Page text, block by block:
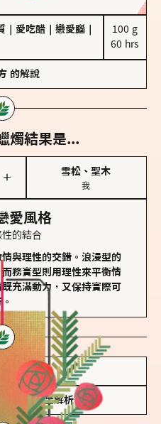
愛吃醋 戀愛腦
100 g
60 hrs
的解說
燭結果是...
＋
雪松、聖木
我
愛風格
的結合
與理性的交錯。浪漫型的
務實型則用理性來平衡情
充滿動力，又保持實際可
結果圖
香氛類型全解析 >>>